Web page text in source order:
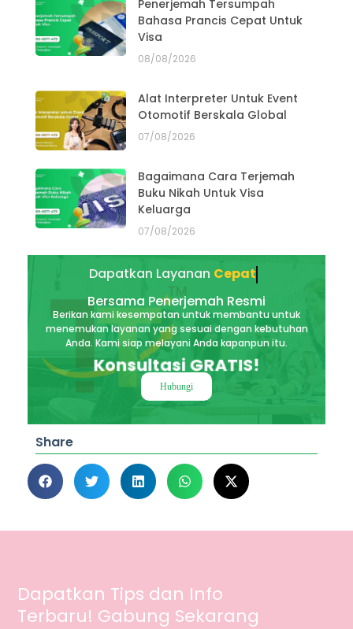
Penerjemah Tersumpah
Bahasa Prancis Cepat Untuk
Visa
08/08/2026
Alat Interpreter Untuk Event
Otomotif Berskala Global
07/08/2026
Bagaimana Cara Terjemah
Buku Nikah Untuk Visa
Keluarga
07/08/2026
Dapatkan LayananAkurat
Bersama Penerjemah Resmi
Berikan kami kesempatan untuk membantu untuk
menemukan layanan yang sesuai dengan kebutuhan
Anda. Kami siap melayani Anda kapanpun itu.
Konsultasi GRATIS!
Hubungi
Share
Dapatkan Tips dan Info
Terbaru! Gabung Sekarang